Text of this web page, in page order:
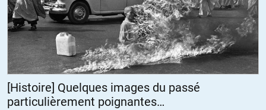
[Histoire] Quelques images du passé
particulièrement poignantes…